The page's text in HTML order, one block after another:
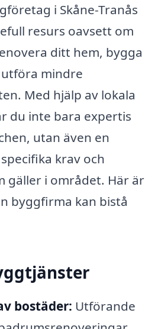
i Skåne-Tranås
resurs oavsett om
ditt hem, bygga
mindre
Med hjälp av lokala
du inte bara expertis
utan även en
krav och
gäller i området. Här är
byggfirma kan bistå
bostäder: Utförande